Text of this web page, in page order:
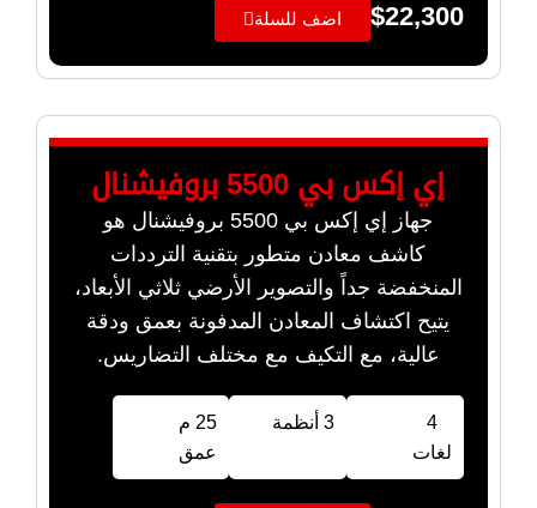
$22,300 اضف للسلة
إي إكس بي 5500 بروفيشنال
جهاز إي إكس بي 5500 بروفيشنال هو
كاشف معادن متطور بتقنية الترددات
المنخفضة جداً والتصوير الأرضي ثلاثي الأبعاد،
يتيح اكتشاف المعادن المدفونة بعمق ودقة
عالية، مع التكيف مع مختلف التضاريس.
4
لغات
3 أنظمة
25 م
عمق